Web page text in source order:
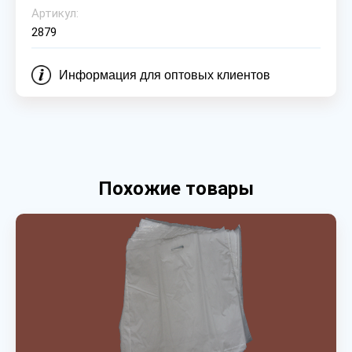
Артикул:
2879
Информация для оптовых клиентов
Похожие товары